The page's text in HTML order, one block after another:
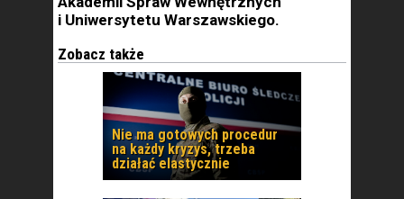
i Uniwersytetu Warszawskiego.
Zobacz także
Nie ma gotowych procedur
na każdy kryzys, trzeba
działać elastycznie